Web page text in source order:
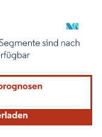
Namensnennung